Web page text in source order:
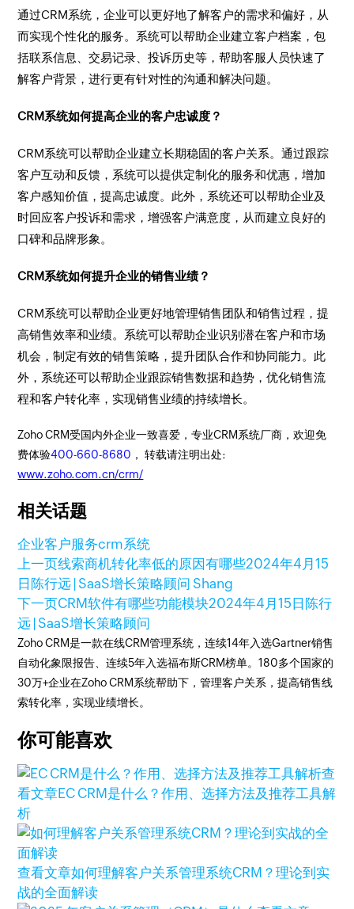
通过CRM系统，企业可以更好地了解客户的需求和偏好，从
而实现个性化的服务。系统可以帮助企业建立客户档案，包
括联系信息、交易记录、投诉历史等，帮助客服人员快速了
解客户背景，进行更有针对性的沟通和解决问题。
CRM系统如何提高企业的客户忠诚度？
CRM系统可以帮助企业建立长期稳固的客户关系。通过跟踪
客户互动和反馈，系统可以提供定制化的服务和优惠，增加
客户感知价值，提高忠诚度。此外，系统还可以帮助企业及
时回应客户投诉和需求，增强客户满意度，从而建立良好的
口碑和品牌形象。
CRM系统如何提升企业的销售业绩？
CRM系统可以帮助企业更好地管理销售团队和销售过程，提
高销售效率和业绩。系统可以帮助企业识别潜在客户和市场
机会，制定有效的销售策略，提升团队合作和协同能力。此
外，系统还可以帮助企业跟踪销售数据和趋势，优化销售流
程和客户转化率，实现销售业绩的持续增长。
Zoho CRM受国内外企业一致喜爱，专业CRM系统厂商，欢迎免
费体验400-660-8680 ， 转载请注明出处:
www.zoho.com.cn/crm/
相关话题
企业客户服务crm系统
上一页线索商机转化率低的原因有哪些2024年4月15
日 陈行远 | SaaS增长策略顾问 Shang
下一页CRM软件有哪些功能模块2024年4月15日 陈行
远 | SaaS增长策略顾问
Zoho CRM是一款在线CRM管理系统，连续14年入选Gartner销售
自动化象限报告、连续5年入选福布斯CRM榜单。180多个国家的
30万+企业在Zoho CRM系统帮助下，管理客户关系，提高销售线
索转化率，实现业绩增长。
你可能喜欢
查
看文章EC CRM是什么？作用、选择方法及推荐工具解
析
查看文章如何理解客户关系管理系统CRM？理论到实
战的全面解读